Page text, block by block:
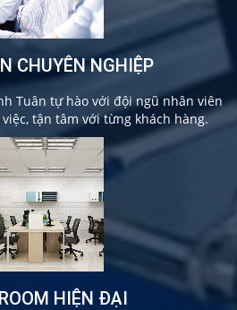
CHUYÊN NGHIỆP
Tuân tự hào với đội ngũ nhân viên
tận tâm với từng khách hàng.
HIỆN ĐẠI